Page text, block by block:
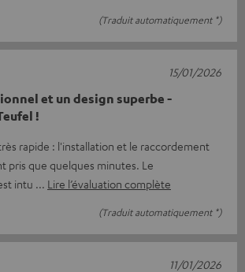
(Traduit automatiquement *)
et un design superbe -
!
rapide : l'installation et le raccordement
pris que quelques minutes. Le
intu
Lire l’évaluation complète
(Traduit automatiquement *)
15/01/2026
11/01/2026